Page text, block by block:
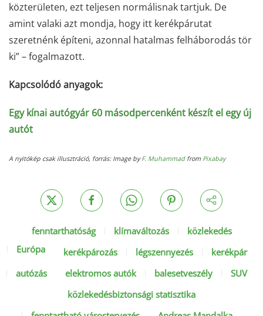
közterületen, ezt teljesen normálisnak tartjuk. De
amint valaki azt mondja, hogy itt kerékpárutat
szeretnénk építeni, azonnal hatalmas felháborodás tör
ki” – fogalmazott.
Kapcsolódó anyagok:
Egy kínai autógyár 60 másodpercenként készít el egy új
autót
A nyitókép csak illusztráció, forrás: Image byF. Muhammadfrom Pixabay
fenntarthatóság klímaváltozás
közlekedés
Európa
kerékpározás légszennyezés
kerékpár
autózás
elektromos autók balesetveszély
SUV
közlekedésbiztonsági statisztika